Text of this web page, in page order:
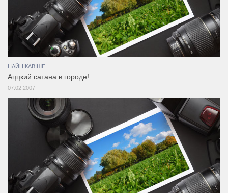
НАЙЦІКАВІШЕ
Аццкий сатана в городе!
07.02.2007